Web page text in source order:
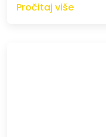
Pročitaj više